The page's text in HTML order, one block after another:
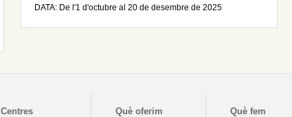
DATA: De l'1 d'octubre al 20 de desembre de 2025
Centres Què oferim Què fem